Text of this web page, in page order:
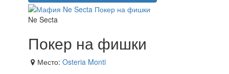
Ne Secta
Покер на фишки
Место: Osteria Monti